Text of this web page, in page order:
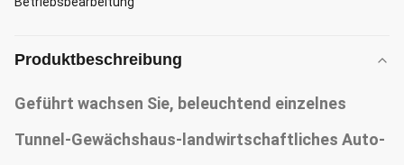
Produktbeschreibung
Geführt wachsen Sie, beleuchtend einzelnes
Tunnel-Gewächshaus-landwirtschaftliches Auto-